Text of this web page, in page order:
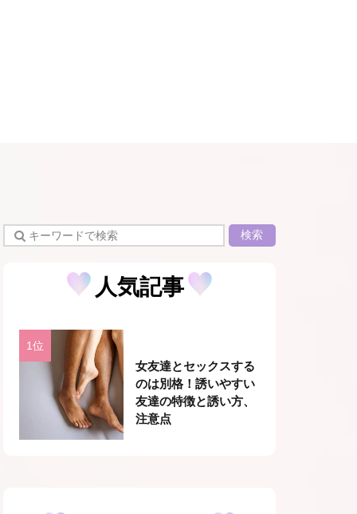
検索
人気記事
女友達とセックスする
のは別格！誘いやすい
友達の特徴と誘い方、
注意点